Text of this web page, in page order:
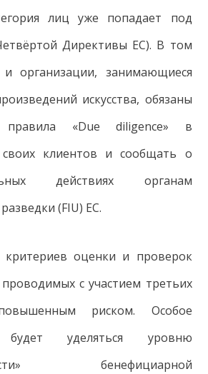
лиц уже попадает под
Директивы ЕС). В том
организации, занимающиеся
искусства, обязаны
правила «Due diligence» в
клиентов и сообщать о
действиях органам
(FIU) ЕС.
критериев оценки и проверок
с участием третьих
риском. Особое
будет уделяться уровню
бенефициарной